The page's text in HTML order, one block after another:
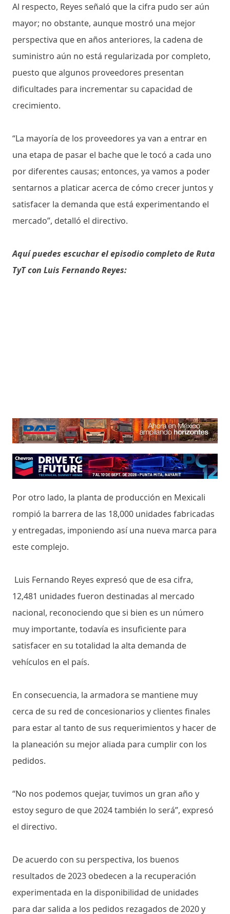
Al respecto, Reyes señaló que la cifra pudo ser aún
mayor; no obstante, aunque mostró una mejor
perspectiva que en años anteriores, la cadena de
suministro aún no está regularizada por completo,
puesto que algunos proveedores presentan
dificultades para incrementar su capacidad de
crecimiento.
“La mayoría de los proveedores ya van a entrar en
una etapa de pasar el bache que le tocó a cada uno
por diferentes causas; entonces, ya vamos a poder
sentarnos a platicar acerca de cómo crecer juntos y
satisfacer la demanda que está experimentando el
mercado”, detalló el directivo.
Aquí puedes escuchar el episodio completo de Ruta
TyT con Luis Fernando Reyes:
Por otro lado, la planta de producción en Mexicali
rompió la barrera de las 18,000 unidades fabricadas
y entregadas, imponiendo así una nueva marca para
este complejo.
Luis Fernando Reyes expresó que de esa cifra,
12,481 unidades fueron destinadas al mercado
nacional, reconociendo que si bien es un número
muy importante, todavía es insuficiente para
satisfacer en su totalidad la alta demanda de
vehículos en el país.
En consecuencia, la armadora se mantiene muy
cerca de su red de concesionarios y clientes finales
para estar al tanto de sus requerimientos y hacer de
la planeación su mejor aliada para cumplir con los
pedidos.
“No nos podemos quejar, tuvimos un gran año y
estoy seguro de que 2024 también lo será”, expresó
el directivo.
De acuerdo con su perspectiva, los buenos
resultados de 2023 obedecen a la recuperación
experimentada en la disponibilidad de unidades
para dar salida a los pedidos rezagados de 2020 y